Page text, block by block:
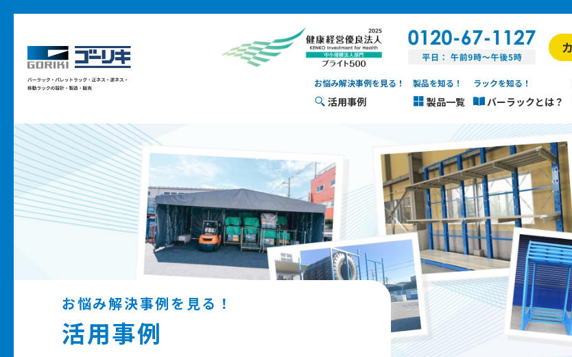
お悩み解決事例を見る！
活用事例
製品を知る！
製品一覧
ラックを知る！
バーラックとは？
お悩み解決事例を見る！
活用事例